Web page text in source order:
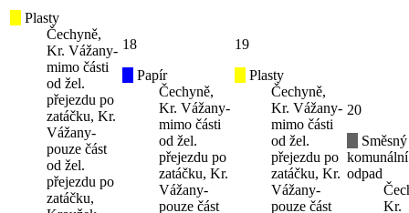
Plasty
Čechyně,
Kr. Vážany-
mimo části
od žel.
přejezdu po
zatáčku, Kr.
Vážany-
pouze část
od žel.
přejezdu po
zatáčku,
18
Papír
Čechyně,
Kr. Vážany-
mimo části
od žel.
přejezdu po
zatáčku, Kr.
Vážany-
pouze část
19
Plasty
Čechyně,
Kr. Vážany-
mimo části
od žel.
přejezdu po
zatáčku, Kr.
Vážany-
pouze část
20
Směsný
komunální
odpad
Kr.